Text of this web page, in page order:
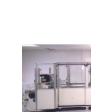
DOWNLOAD